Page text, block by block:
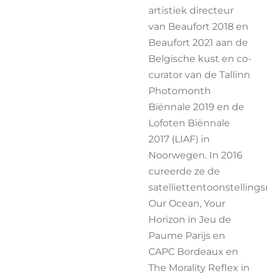
artistiek directeur
van Beaufort 2018 en
Beaufort 2021 aan de
Belgische kust en co-
curator van de Tallinn
Photomonth
Biënnale 2019 en de
Lofoten Biënnale
2017 (LIAF) in
Noorwegen. In 2016
cureerde ze de
Our Ocean, Your
Horizon in Jeu de
Paume Parijs en
CAPC Bordeaux en
The Morality Reflex in